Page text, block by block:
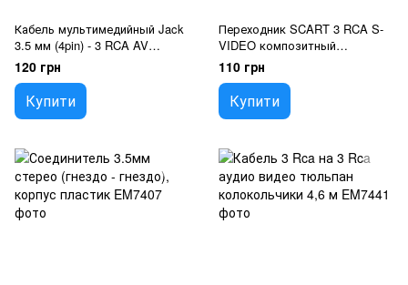
Кабель мультимедийный Jack
3.5 мм (4pin) - 3 RCA AV
тюльпан (RYW) 1.5 м шнур
120 грн
Купити
Переходник SCART 3 RCA S-
VIDEO композитный
мультимедийный
двунаправленный аудио-
видео адаптер
110 грн
Купити